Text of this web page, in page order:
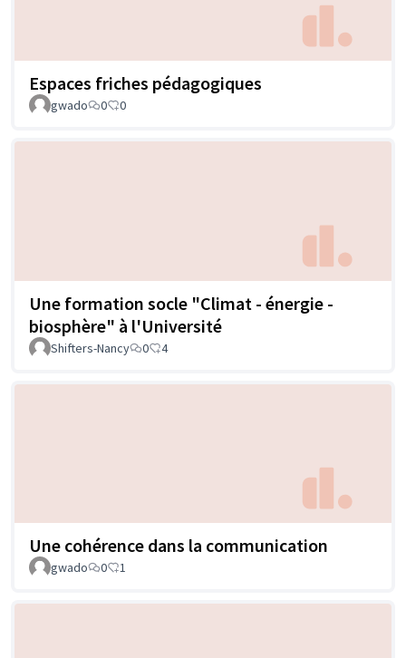
Espaces friches pédagogiques
gwado 0 0
Une formation socle "Climat - énergie -
biosphère" à l'Université
Shifters-Nancy 0 4
Une cohérence dans la communication
gwado 0 1